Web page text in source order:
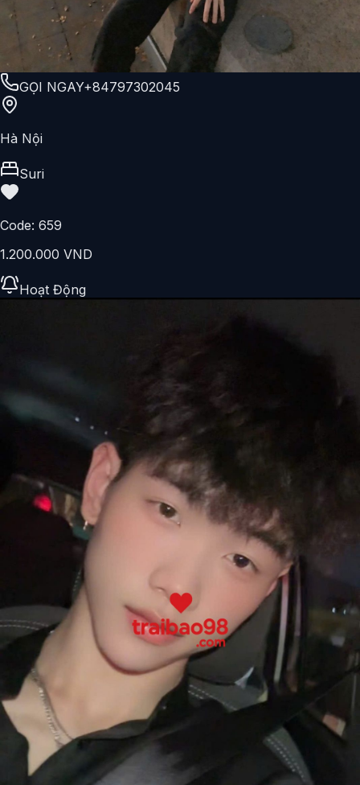
GỌI NGAY+84797302045
Hà Nội
Suri
Code: 659
1.200.000 VND
Hoạt Động